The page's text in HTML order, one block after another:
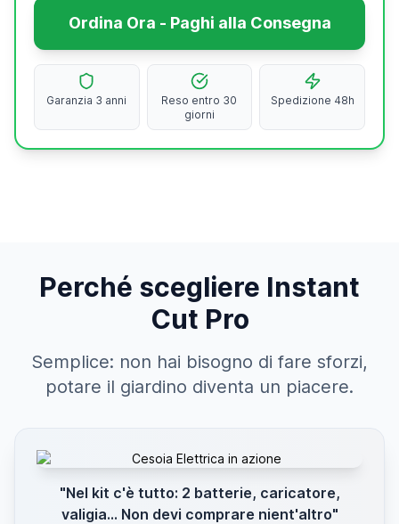
Ordina Ora - Paghi alla Consegna
Garanzia 3 anni
Reso entro 30
giorni
Spedizione 48h
Perché scegliere Instant
Cut Pro
Semplice: non hai bisogno di fare sforzi,
potare il giardino diventa un piacere.
"Nel kit c'è tutto: 2 batterie, caricatore,
valigia... Non devi comprare nient'altro"